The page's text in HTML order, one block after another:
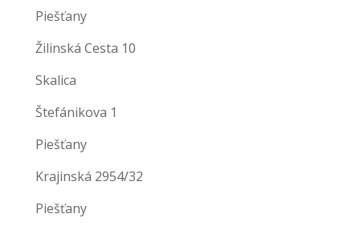
Piešťany
Žilinská Cesta 10
Skalica
Štefánikova 1
Piešťany
Krajinská 2954/32
Piešťany